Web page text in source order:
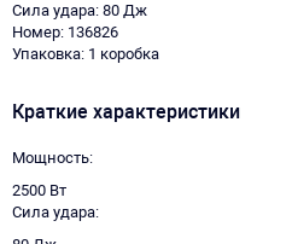
Сила удара: 80 Дж
Номер: 136826
Упаковка: 1 коробка
Краткие характеристики
Мощность
2500 Вт
Сила удара